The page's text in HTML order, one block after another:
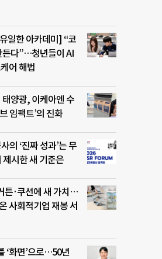
일한 아카데미] “코
든다”…청년들이 AI
어 해법
태양광, 이케아엔 수
임팩트’의 진화
의 ‘진짜 성과’는 무
시한 새 기준은
튼·쿠션에 새 가치…
사회적기업 재봉 서
‘화면’으로…50년